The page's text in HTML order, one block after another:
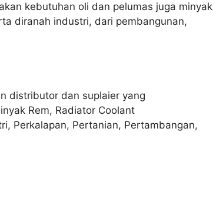
kebutuhan oli dan pelumas juga minyak
diranah industri, dari pembangunan,
distributor dan suplaier yang
Rem, Radiator Coolant
Perkalapan, Pertanian, Pertambangan,